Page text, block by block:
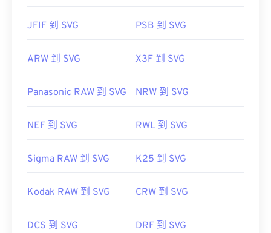
JFIF 到 SVG PSB 到 SVG
ARW 到 SVG X3F 到 SVG
Panasonic RAW 到 SVG NRW 到 SVG
NEF 到 SVG RWL 到 SVG
Sigma RAW 到 SVG K25 到 SVG
Kodak RAW 到 SVG CRW 到 SVG
DCS 到 SVG DRF 到 SVG